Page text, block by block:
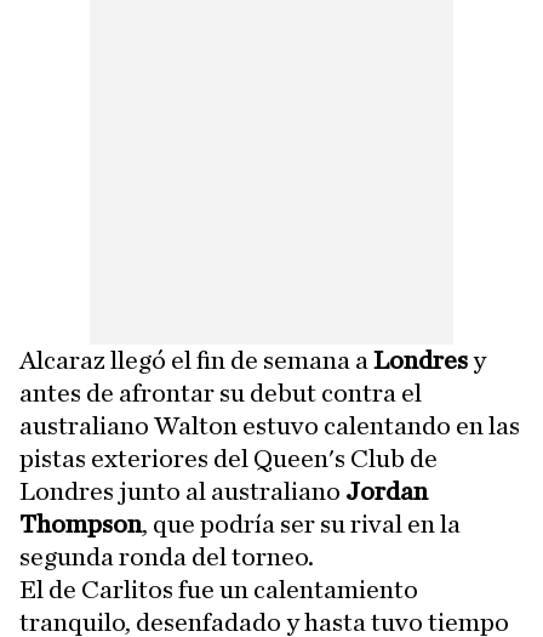
Alcaraz llegó el fin de semana a Londresy
antes de afrontar su debut contra el
australiano Walton estuvo calentando en las
pistas exteriores del Queen's Club de
Londres junto al australiano Jordan
Thompson, que podría ser su rival en la
segunda ronda del torneo.
El de Carlitos fue un calentamiento
tranquilo, desenfadado y hasta tuvo tiempo